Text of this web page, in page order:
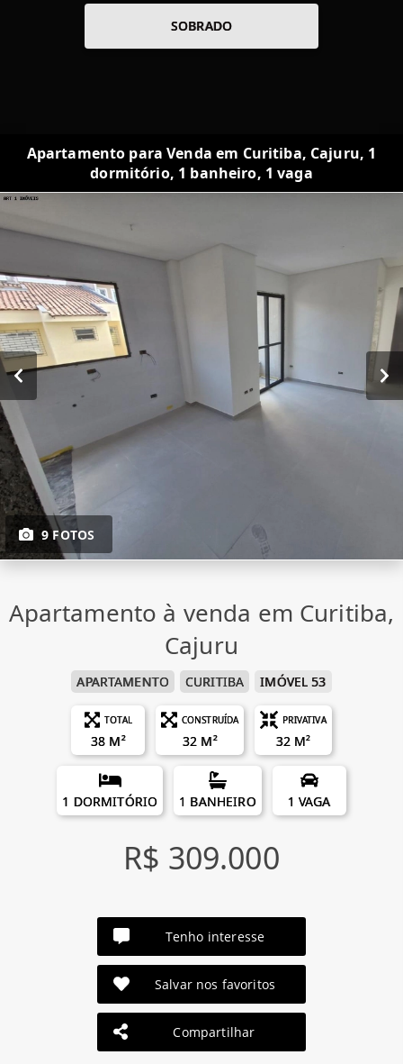
SOBRADO
Apartamento para Venda em Curitiba, Cajuru, 1
dormitório, 1 banheiro, 1 vaga
9 FOTOS
Apartamento à venda em Curitiba,
Cajuru
APARTAMENTO CURITIBA IMÓVEL 53
TOTAL
38 M²
CONSTRUÍDA
32 M²
PRIVATIVA
32 M²
1 DORMITÓRIO 1 BANHEIRO 1 VAGA
R$ 309.000
Tenho interesse
Salvar nos favoritos
Compartilhar